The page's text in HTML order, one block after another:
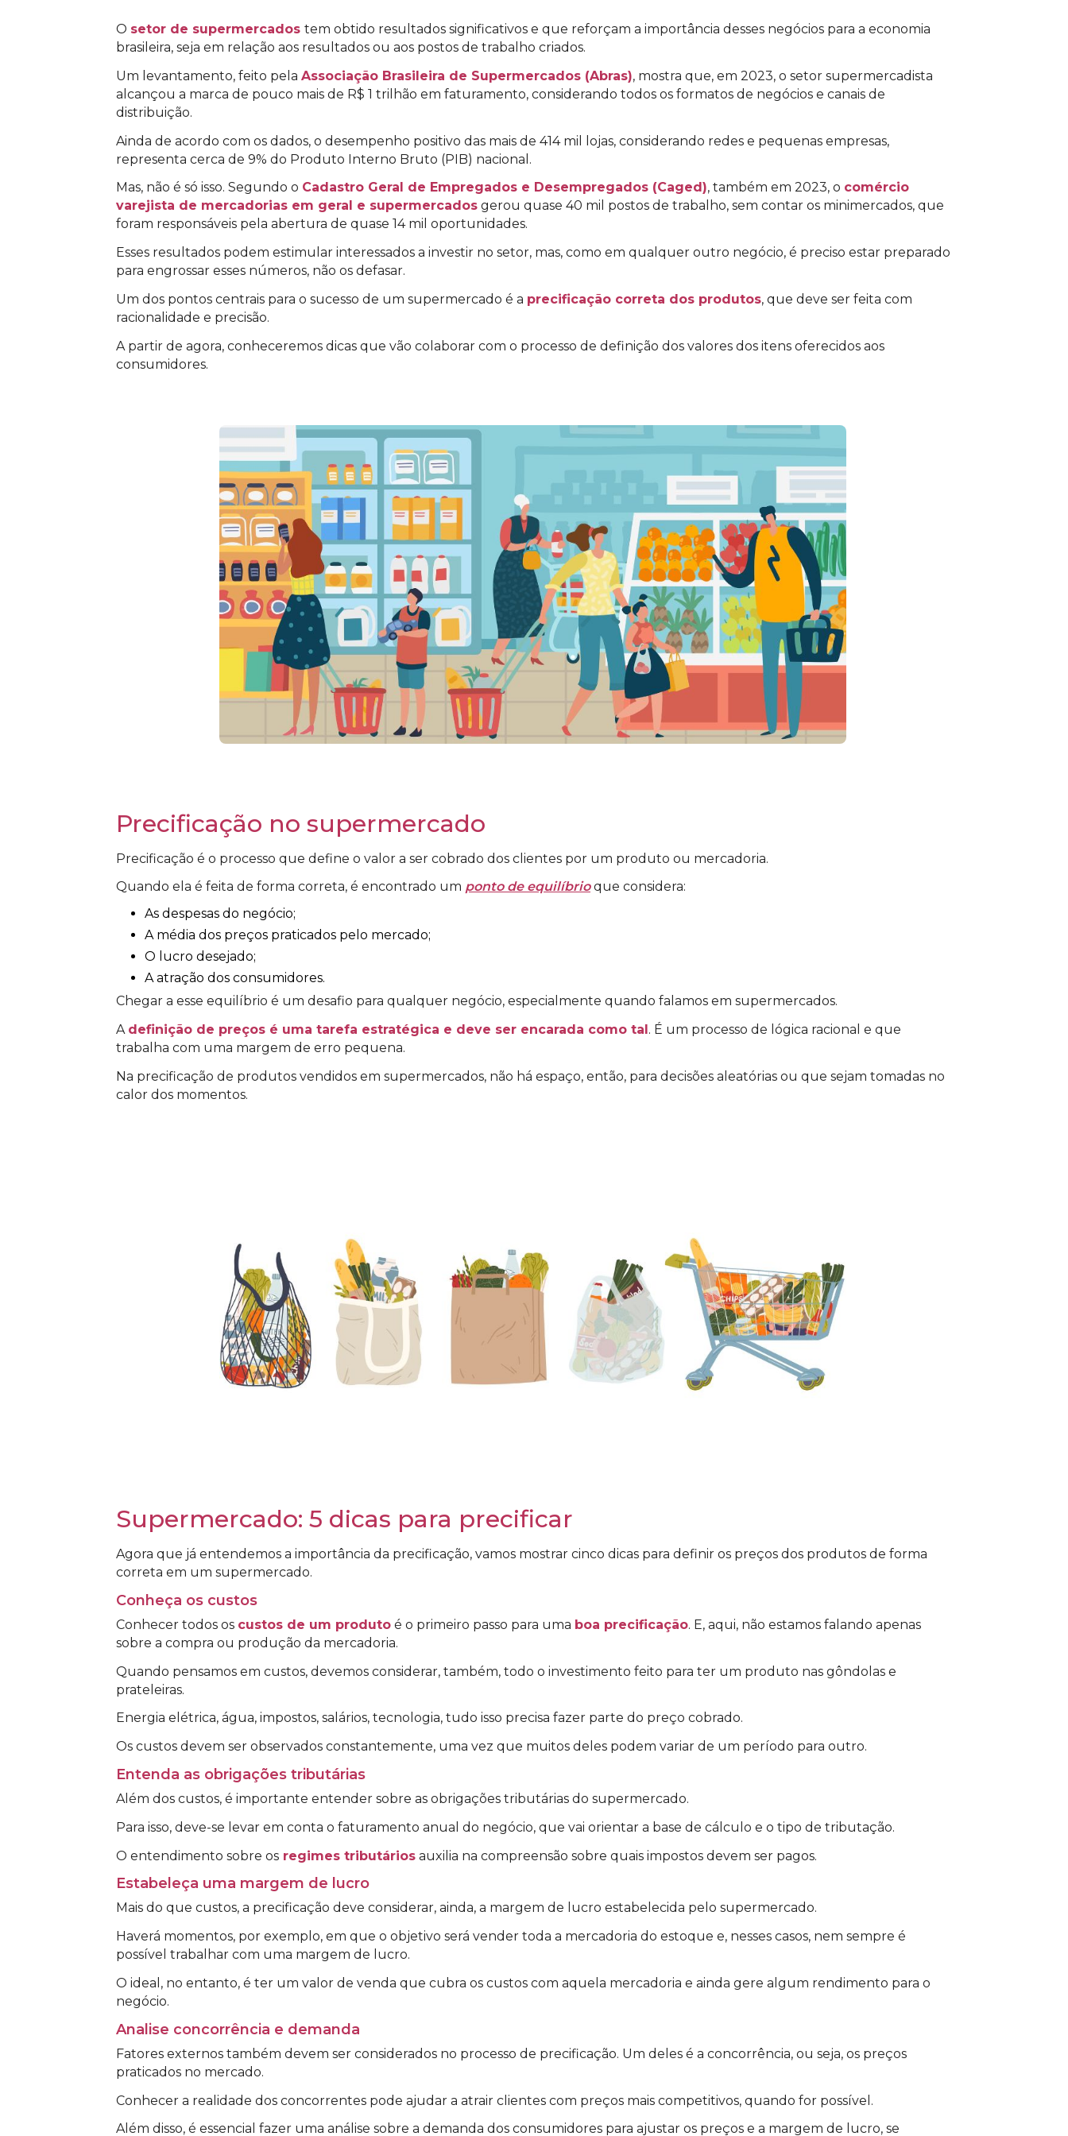
O setor de supermercados tem obtido resultados significativos e que reforçam a importância desses negócios para a economia
brasileira, seja em relação aos resultados ou aos postos de trabalho criados.
Um levantamento, feito pela Associação Brasileira de Supermercados (Abras), mostra que, em 2023, o setor supermercadista
alcançou a marca de pouco mais de R$ 1 trilhão em faturamento, considerando todos os formatos de negócios e canais de
distribuição.
Ainda de acordo com os dados, o desempenho positivo das mais de 414 mil lojas, considerando redes e pequenas empresas,
representa cerca de 9% do Produto Interno Bruto (PIB) nacional.
Mas, não é só isso. Segundo o Cadastro Geral de Empregados e Desempregados (Caged), também em 2023, o comércio
varejista de mercadorias em geral e supermercados gerou quase 40 mil postos de trabalho, sem contar os minimercados, que
foram responsáveis pela abertura de quase 14 mil oportunidades.
Esses resultados podem estimular interessados a investir no setor, mas, como em qualquer outro negócio, é preciso estar preparado
para engrossar esses números, não os defasar.
Um dos pontos centrais para o sucesso de um supermercado é a precificação correta dos produtos, que deve ser feita com
racionalidade e precisão.
A partir de agora, conheceremos dicas que vão colaborar com o processo de definição dos valores dos itens oferecidos aos
consumidores.
Precificação no supermercado
Precificação é o processo que define o valor a ser cobrado dos clientes por um produto ou mercadoria.
Quando ela é feita de forma correta, é encontrado um ponto de equilíbrioque considera:
As despesas do negócio;
A média dos preços praticados pelo mercado;
O lucro desejado;
A atração dos consumidores.
Chegar a esse equilíbrio é um desafio para qualquer negócio, especialmente quando falamos em supermercados.
A definição de preços é uma tarefa estratégica e deve ser encarada como tal. É um processo de lógica racional e que
trabalha com uma margem de erro pequena.
Na precificação de produtos vendidos em supermercados, não há espaço, então, para decisões aleatórias ou que sejam tomadas no
calor dos momentos.
Supermercado: 5 dicas para precificar
Agora que já entendemos a importância da precificação, vamos mostrar cinco dicas para definir os preços dos produtos de forma
correta em um supermercado.
Conheça os custos
Conhecer todos os custos de um produto é o primeiro passo para uma boa precificação. E, aqui, não estamos falando apenas
sobre a compra ou produção da mercadoria.
Quando pensamos em custos, devemos considerar, também, todo o investimento feito para ter um produto nas gôndolas e
prateleiras.
Energia elétrica, água, impostos, salários, tecnologia, tudo isso precisa fazer parte do preço cobrado.
Os custos devem ser observados constantemente, uma vez que muitos deles podem variar de um período para outro.
Entenda as obrigações tributárias
Além dos custos, é importante entender sobre as obrigações tributárias do supermercado.
Para isso, deve-se levar em conta o faturamento anual do negócio, que vai orientar a base de cálculo e o tipo de tributação.
O entendimento sobre os regimes tributários auxilia na compreensão sobre quais impostos devem ser pagos.
Estabeleça uma margem de lucro
Mais do que custos, a precificação deve considerar, ainda, a margem de lucro estabelecida pelo supermercado.
Haverá momentos, por exemplo, em que o objetivo será vender toda a mercadoria do estoque e, nesses casos, nem sempre é
possível trabalhar com uma margem de lucro.
O ideal, no entanto, é ter um valor de venda que cubra os custos com aquela mercadoria e ainda gere algum rendimento para o
negócio.
Analise concorrência e demanda
Fatores externos também devem ser considerados no processo de precificação. Um deles é a concorrência, ou seja, os preços
praticados no mercado.
Conhecer a realidade dos concorrentes pode ajudar a atrair clientes com preços mais competitivos, quando for possível.
Além disso, é essencial fazer uma análise sobre a demanda dos consumidores para ajustar os preços e a margem de lucro, se